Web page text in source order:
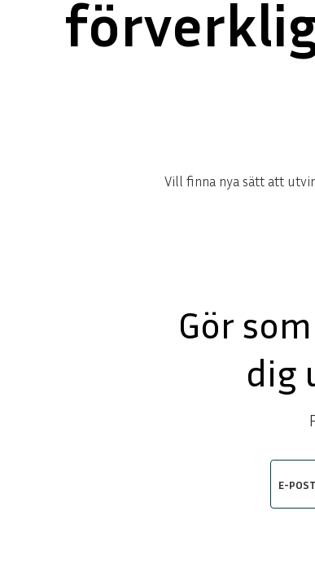
Vill finna nya sätt att
Gör som
dig
E-